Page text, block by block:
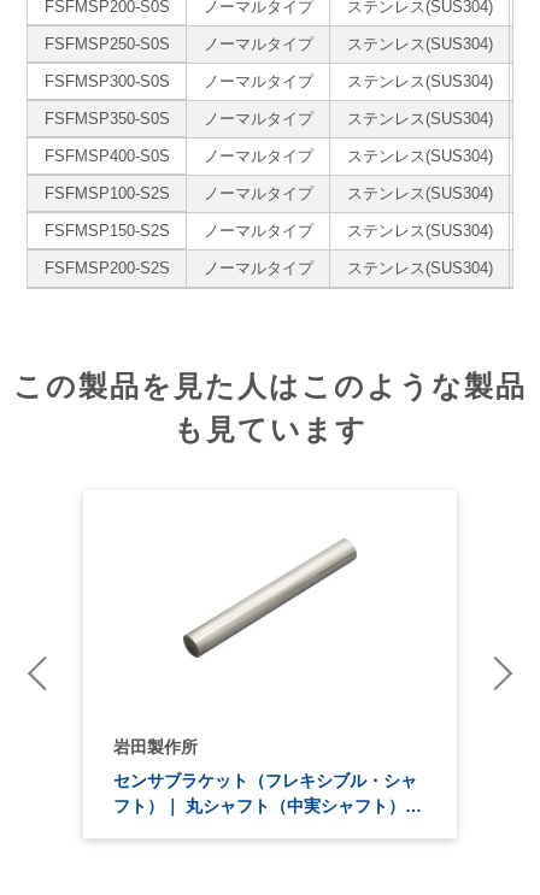
FSFMSP200-S0S ノーマルタイプ ステンレス(SUS304)
FSFMSP250-S0S ノーマルタイプ ステンレス(SUS304)
FSFMSP300-S0S ノーマルタイプ ステンレス(SUS304)
FSFMSP350-S0S ノーマルタイプ ステンレス(SUS304)
FSFMSP400-S0S ノーマルタイプ ステンレス(SUS304)
FSFMSP100-S2S ノーマルタイプ ステンレス(SUS304)
FSFMSP150-S2S ノーマルタイプ ステンレス(SUS304)
FSFMSP200-S2S ノーマルタイプ ステンレス(SUS304)
この製品を見た人はこのような製品
も見ています
岩田製作所
センサブラケット（フレキシブル・シャ
フト）｜ 丸シャフト（中実シャフト）…